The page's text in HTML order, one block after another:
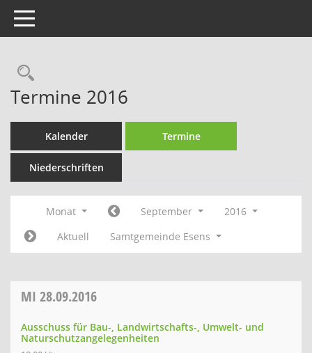
Toggle navigation
Rechercheauswahl
Termine 2016
Kalender Termine
Niederschriften
Monat September
2016
Aktuell
Samtgemeinde Esens
MI 28.09.2016
Ausschuss für Bau-, Landwirtschafts-, Umwelt- und
Naturschutzangelegenheiten